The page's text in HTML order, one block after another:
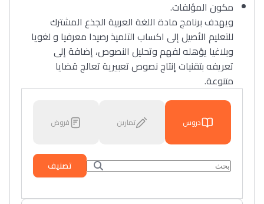
مكون المؤلفات.
ويهدف برنامج مادة اللغة العربية الجذع المشترك
للتعليم الأصيل إلى اكساب التلميذ رصيدا معرفيا و لغويا
وبلاغيا يؤهله لفهم وتحليل النصوص، إضافة إلى
تعريفه بتقنيات إنتاج نصوص تعبيرية تعالج قضايا
متنوعة.
دروس تمارين فروض
تصنيف